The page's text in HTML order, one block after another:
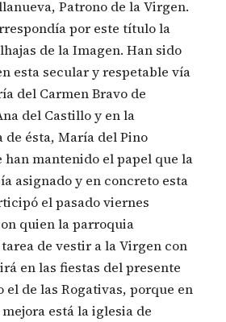
Patrono de la Virgen.
por este título la
de la Imagen. Han sido
esta secular y respetable vía
del Carmen Bravo de
del Castillo y en la
ésta, María del Pino
han mantenido el papel que la
asignado y en concreto esta
el pasado viernes
quien la parroquia
de vestir a la Virgen con
en las fiestas del presente
el de las Rogativas, porque en
está la iglesia de